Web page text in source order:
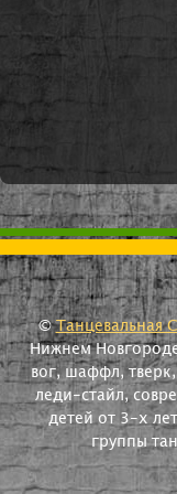
©Танцевальная
Нижнем
вог, шаффл,
леди-стайл,
детей от 3-х
группы